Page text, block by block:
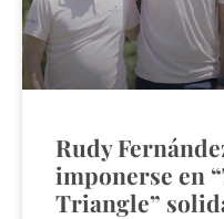
Rudy
imponerse en
Triangle”